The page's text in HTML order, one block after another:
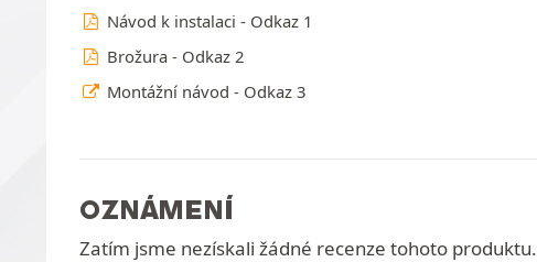
Návod k instalaci - Odkaz 1
Brožura - Odkaz 2
Montážní návod - Odkaz 3
OZNÁMENÍ
Zatím jsme nezískali žádné recenze tohoto produktu.